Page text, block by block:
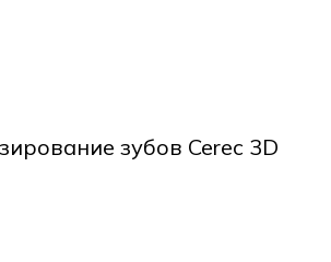
зубов Cerec 3D